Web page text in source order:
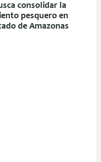
consolidar la
pesquero en
de Amazonas